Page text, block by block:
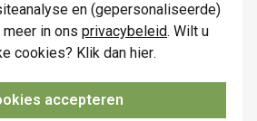
en (gepersonaliseerde)
in ons privacybeleid. Wilt u
cookies? Klik dan hier.
accepteren
Zwart
154 Millimeter
Ja